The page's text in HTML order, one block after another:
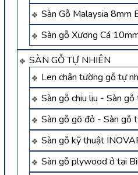
Sàn Gỗ Malaysia 8mm
Sàn gỗ Xương Cá
SÀN GỖ TỰ NHIÊN
Len chân tường gỗ tự
Sàn gỗ chiu liu - Sàn gỗ
Sàn gỗ gõ đỏ - Sàn gỗ
Sàn gỗ kỹ thuật
Sàn gỗ plywood ở tại